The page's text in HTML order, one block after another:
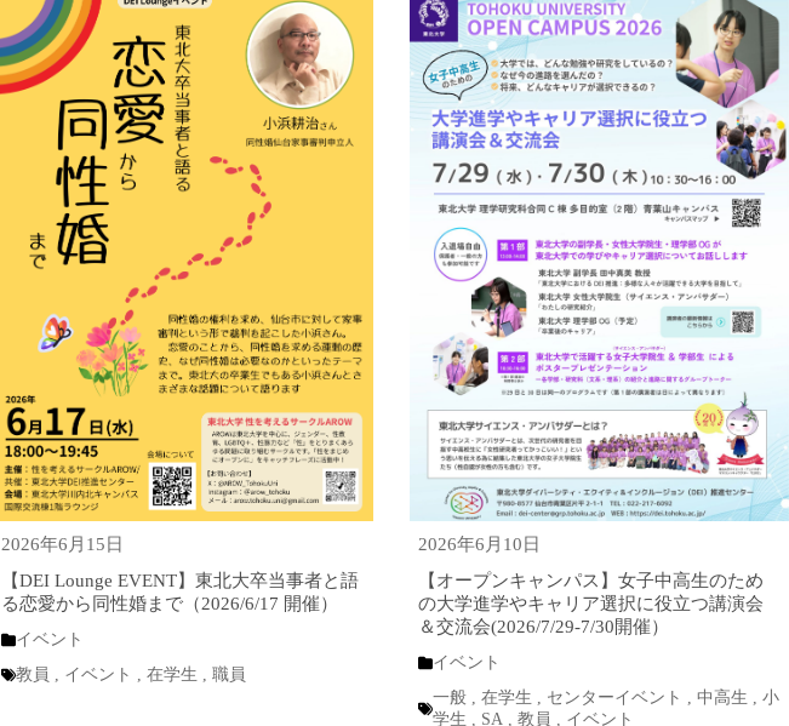
2026年6月15日
【DEI Lounge EVENT】東北大卒当事者と語
る恋愛から同性婚まで（2026/6/17 開催）
イベント
教員
イベント ,在学生 ,職員
2026年6月10日
【オープンキャンパス】女子中高生のため
の大学進学やキャリア選択に役立つ講演会
＆交流会(2026/7/29-7/30開催）
イベント
一般, 在学生 センターイベント 中高生
小
学生
SA 教員 イベント